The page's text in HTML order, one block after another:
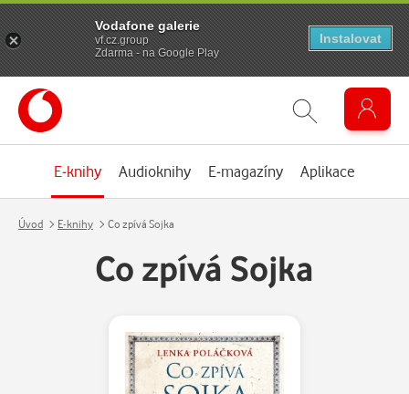
E-knihy Audioknihy E-magazíny Aplikace
Úvod E-knihy Co zpívá Sojka
Co zpívá Sojka
Vodafone galerie
vf.cz.group
Zdarma - na Google Play
Instalovat